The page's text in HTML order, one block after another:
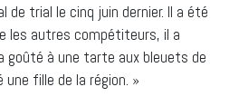
de trial le cinq juin dernier. Il a été
les autres compétiteurs, il a
goûté à une tarte aux bleuets de
fille de la région. »